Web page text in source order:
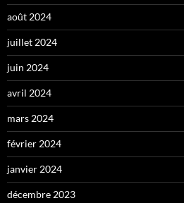
août 2024
juillet 2024
juin 2024
avril 2024
mars 2024
février 2024
janvier 2024
décembre 2023